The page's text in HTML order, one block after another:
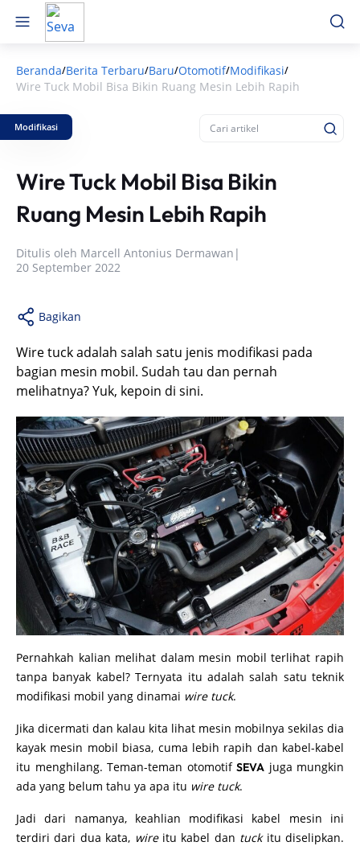
Beranda/Berita Terbaru/Baru/Otomotif/Modifikasi/
Wire Tuck Mobil Bisa Bikin Ruang Mesin Lebih Rapih
Modifikasi
Wire Tuck Mobil Bisa Bikin
Ruang Mesin Lebih Rapih
Ditulis oleh Marcell Antonius Dermawan |
20 September 2022
Bagikan
Wire tuck adalah salah satu jenis modifikasi pada
bagian mesin mobil. Sudah tau dan pernah
melihatnya? Yuk, kepoin di sini.
Pernahkah kalian melihat dalam mesin mobil terlihat rapih
tanpa banyak kabel? Ternyata itu adalah salah satu teknik
modifikasi mobil yang dinamai wire tuck.
Jika dicermati dan kalau kita lihat mesin mobilnya sekilas dia
kayak mesin mobil biasa, cuma lebih rapih dan kabel-kabel
itu menghilang. Teman-teman otomotif SEVA juga mungkin
ada yang belum tahu ya apa itu wire tuck.
Jadi dari namanya, keahlian modifikasi kabel mesin ini
terdiri dari dua kata, wireitu kabel dan tuckitu diselipkan.